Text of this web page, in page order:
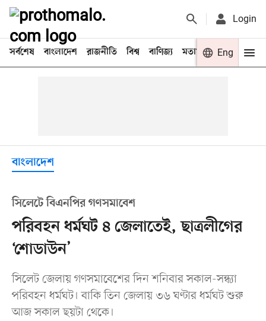
Login
সর্বশেষ বাংলাদেশ রাজনীতি বিশ্ব বাণিজ্য মতামত খেলা
Eng
বাংলাদেশ
সিলেটে বিএনপির গণসমাবেশ
পরিবহন ধর্মঘট ৪ জেলাতেই, ছাত্রলীগের
‘শোডাউন’
সিলেট জেলায় গণসমাবেশের দিন শনিবার সকাল-সন্ধ্যা
পরিবহন ধর্মঘট। বাকি তিন জেলায় ৩৬ ঘণ্টার ধর্মঘট শুরু
আজ সকাল ছয়টা থেকে।